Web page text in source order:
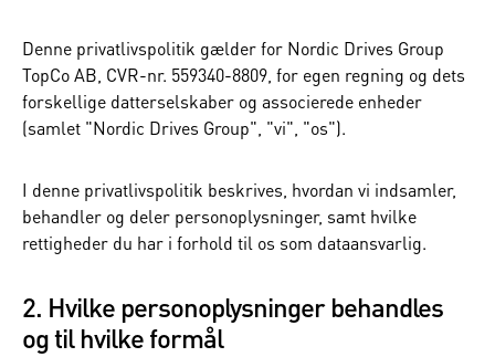
Denne privatlivspolitik gælder for Nordic Drives Group
TopCo AB, CVR-nr. 559340-8809, for egen regning og dets
forskellige datterselskaber og associerede enheder
(samlet "Nordic Drives Group", "vi", "os").
I denne privatlivspolitik beskrives, hvordan vi indsamler,
behandler og deler personoplysninger, samt hvilke
rettigheder du har i forhold til os som dataansvarlig.
2. Hvilke personoplysninger behandles
og til hvilke formål